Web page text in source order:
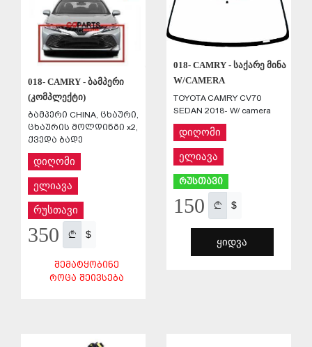
018- CAMRY - ბამპერი
(კომპლექტი)
ბამპერი CHINA, ცხაური,
ცხაურის მოლდინგი x2,
ქვედა ბადე
დიღომი
ელიავა
რუსთავი
350 $
ᲨᲔᲛᲐᲢᲧᲝᲑᲘᲜᲔ
ᲠᲝᲪᲐ ᲨᲔᲘᲕᲡᲔᲑᲐ
018- CAMRY - საქარე მინა
W/CAMERA
TOYOTA CAMRY CV70
SEDAN 2018- W/ camera
დიღომი
ელიავა
რუსთავი
150 $
ᲧᲘᲓᲕᲐ